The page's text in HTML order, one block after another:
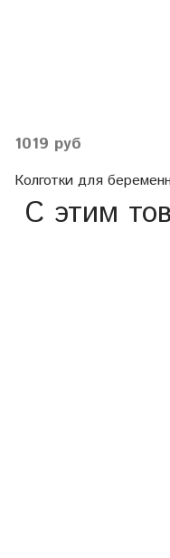
1019 руб
Колготки для
С этим